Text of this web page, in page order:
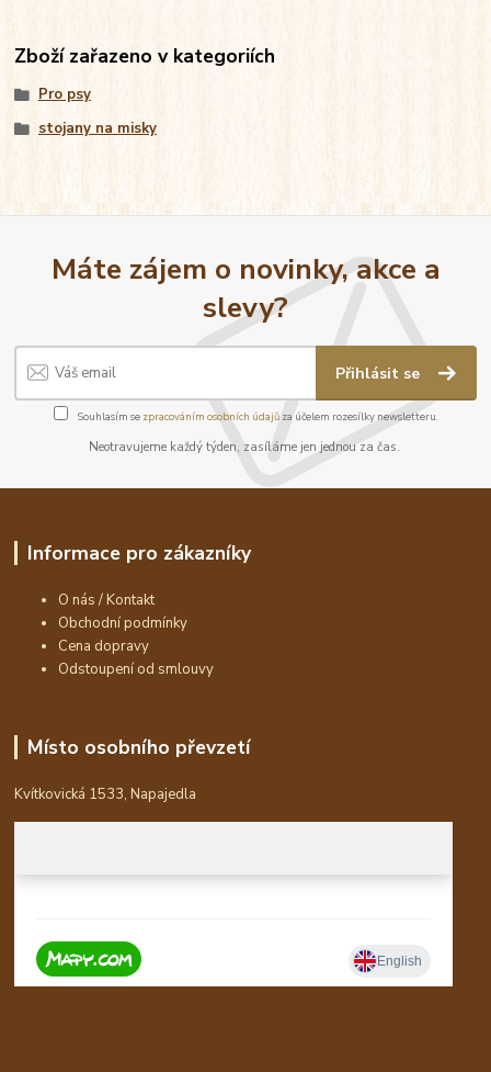
Zboží zařazeno v kategoriích
Pro psy
stojany na misky
Máte zájem o novinky, akce a
slevy?
Přihlásit se
Souhlasím se zpracováním osobních údajůza účelem rozesílky newsletteru.
Neotravujeme každý týden, zasíláme jen jednou za čas.
Informace pro zákazníky
O nás / Kontakt
Obchodní podmínky
Cena dopravy
Odstoupení od smlouvy
Místo osobního převzetí
Kvítkovická 1533, Napajedla